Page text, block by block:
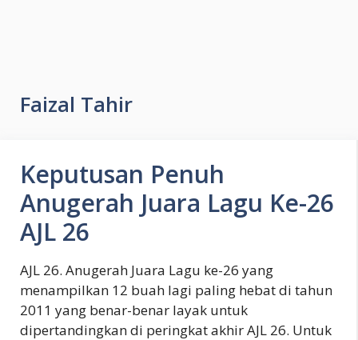
Faizal Tahir
Keputusan Penuh
Anugerah Juara Lagu Ke-26
AJL 26
AJL 26. Anugerah Juara Lagu ke-26 yang
menampilkan 12 buah lagi paling hebat di tahun
2011 yang benar-benar layak untuk
dipertandingkan di peringkat akhir AJL 26. Untuk